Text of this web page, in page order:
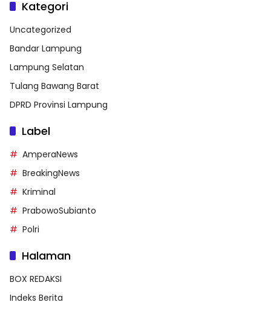
Kategori
Uncategorized
Bandar Lampung
Lampung Selatan
Tulang Bawang Barat
DPRD Provinsi Lampung
Label
AmperaNews
BreakingNews
Kriminal
PrabowoSubianto
Polri
Halaman
BOX REDAKSI
Indeks Berita